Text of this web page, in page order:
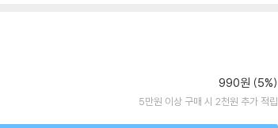
990원 (5%)
5만원 이상 구매 시 2천원 추가 적립